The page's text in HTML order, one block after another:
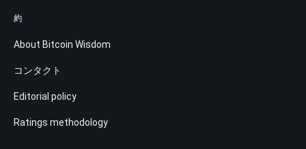
約
About Bitcoin Wisdom
コンタクト
Editorial policy
Ratings methodology